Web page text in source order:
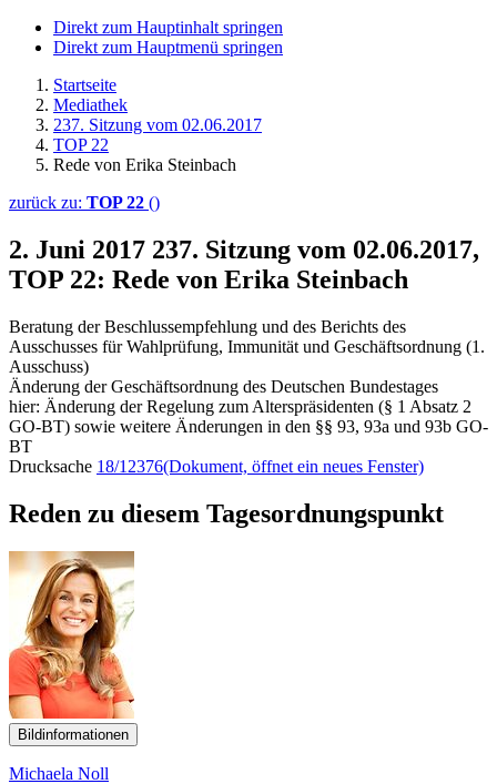
Direkt zum Hauptinhalt springen
Direkt zum Hauptmenü springen
Startseite
Mediathek
237. Sitzung vom 02.06.2017
TOP 22
Rede von Erika Steinbach
zurück zu: TOP 22 ()
2. Juni 2017 237. Sitzung vom 02.06.2017,
TOP 22: Rede von Erika Steinbach
Beratung der Beschlussempfehlung und des Berichts des
Ausschusses für Wahlprüfung, Immunität und Geschäftsordnung (1.
Ausschuss)
Änderung der Geschäftsordnung des Deutschen Bundestages
hier: Änderung der Regelung zum Alterspräsidenten (§ 1 Absatz 2
GO-BT) sowie weitere Änderungen in den §§ 93, 93a und 93b GO-
BT
Drucksache 18/12376(Dokument, öffnet ein neues Fenster)
Reden zu diesem Tagesordnungspunkt
Bildinformationen
Michaela Noll